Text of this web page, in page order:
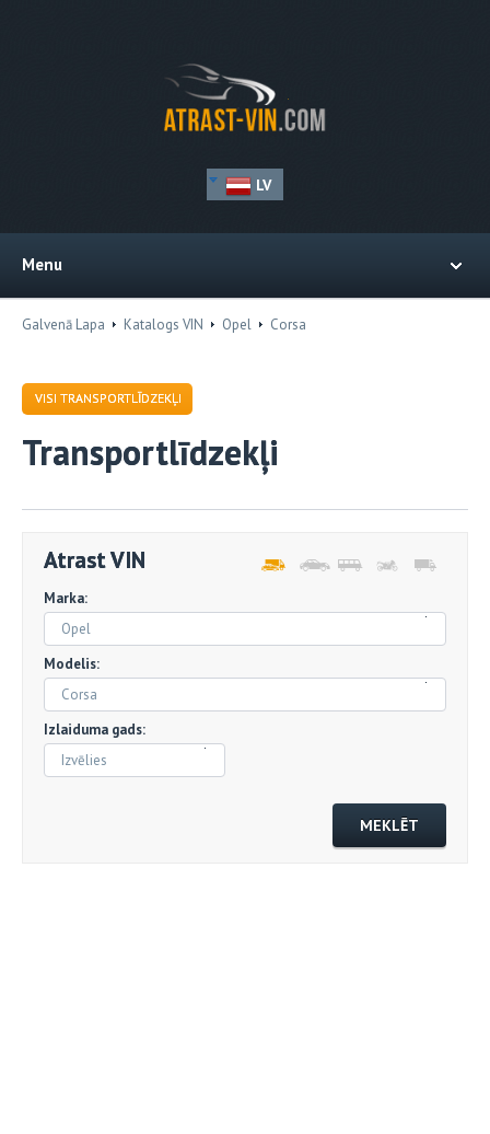
LV
Menu
Galvenā Lapa Katalogs VIN Opel Corsa
VISI TRANSPORTLĪDZEKĻI
Transportlīdzekļi
Atrast VIN
Marka:
Opel
Modelis:
Corsa
Izlaiduma gads:
Izvēlies